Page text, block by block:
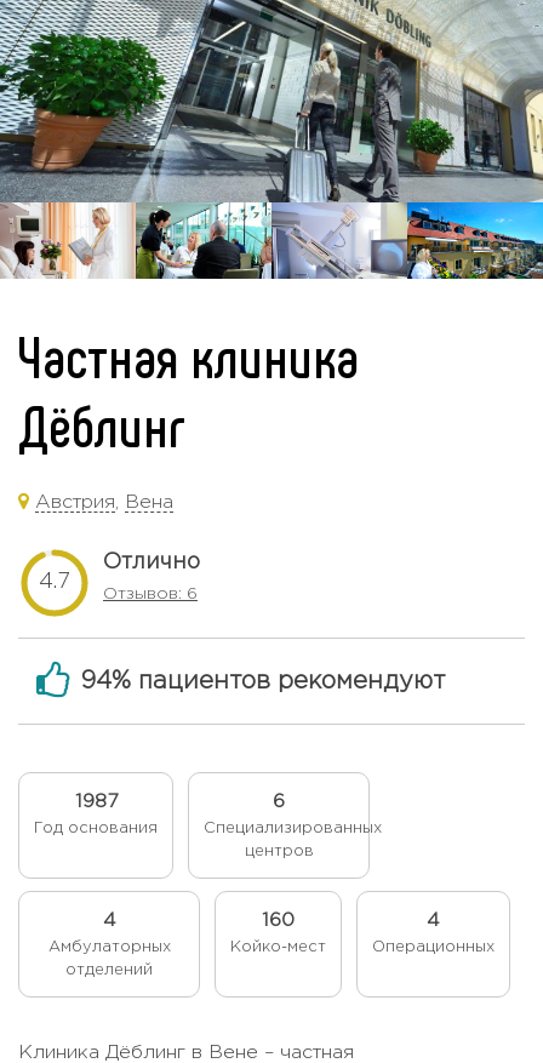
Частная клиника
Дёблинг
Австрия Вена
4.7
Отлично
Отзывов: 6
94% пациентов рекомендуют
1987
Год основания
6
Специализированных
центров
4
Амбулаторных
отделений
160
Койко-мест
4
Операционных
Клиника Дёблинг в Вене – частная